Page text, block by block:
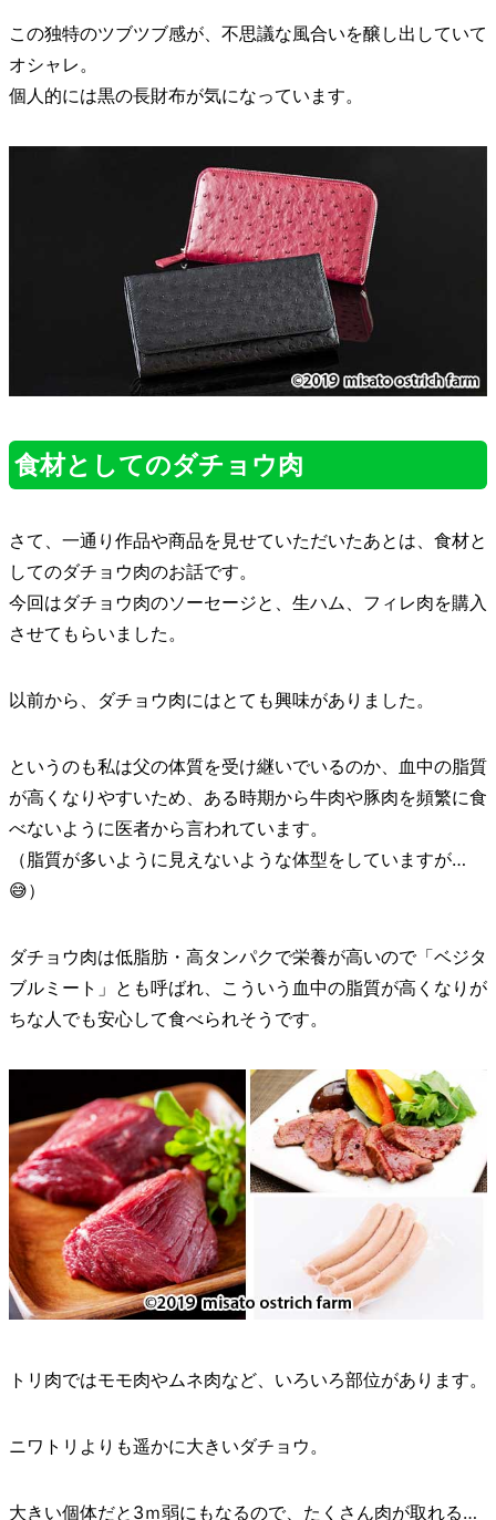
この独特のツブツブ感が、不思議な風合いを醸し出していて
オシャレ。
個人的には黒の長財布が気になっています。
食材としてのダチョウ肉
さて、一通り作品や商品を見せていただいたあとは、食材と
してのダチョウ肉のお話です。
今回はダチョウ肉のソーセージと、生ハム、フィレ肉を購入
させてもらいました。
以前から、ダチョウ肉にはとても興味がありました。
というのも私は父の体質を受け継いでいるのか、血中の脂質
が高くなりやすいため、ある時期から牛肉や豚肉を頻繁に食
べないように医者から言われています。
（脂質が多いように見えないような体型をしていますが…
😅）
ダチョウ肉は低脂肪・高タンパクで栄養が高いので「ベジタ
ブルミート」とも呼ばれ、こういう血中の脂質が高くなりが
ちな人でも安心して食べられそうです。
トリ肉ではモモ肉やムネ肉など、いろいろ部位があります。
ニワトリよりも遥かに大きいダチョウ。
大きい個体だと3ｍ弱にもなるので、たくさん肉が取れる…